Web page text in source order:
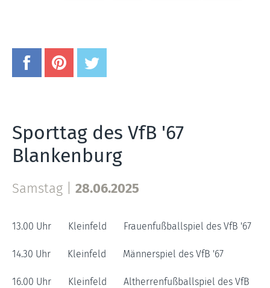
Sporttag des VfB '67
Blankenburg
Samstag | 28.06.2025
13.00 Uhr Kleinfeld Frauenfußballspiel des VfB '67
14.30 Uhr Kleinfeld Männerspiel des VfB '67
16.00 Uhr Kleinfeld Altherrenfußballspiel des VfB